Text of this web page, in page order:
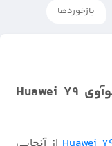
بازخوردها
خرید گارد کشویی طرح بتمنی هوآوی Huawei Y9